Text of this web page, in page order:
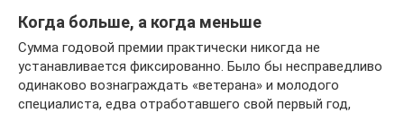
Когда больше, а когда меньше
Сумма годовой премии практически никогда не
устанавливается фиксированно. Было бы несправедливо
одинаково вознаграждать «ветерана» и молодого
специалиста, едва отработавшего свой первый год,